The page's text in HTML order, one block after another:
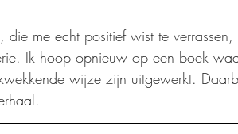
, die me echt positief wist te
Ik hoop opnieuw op een boek
wijze zijn uitgewerkt.